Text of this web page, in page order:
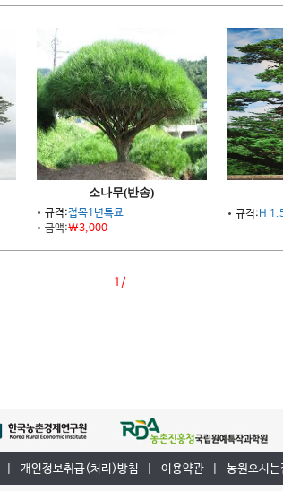
소나무(반송)
규격:접목1년특묘
금액:\3,000
규격:H
1/
개인정보취급(처리)방침 이용약관 농원오시는